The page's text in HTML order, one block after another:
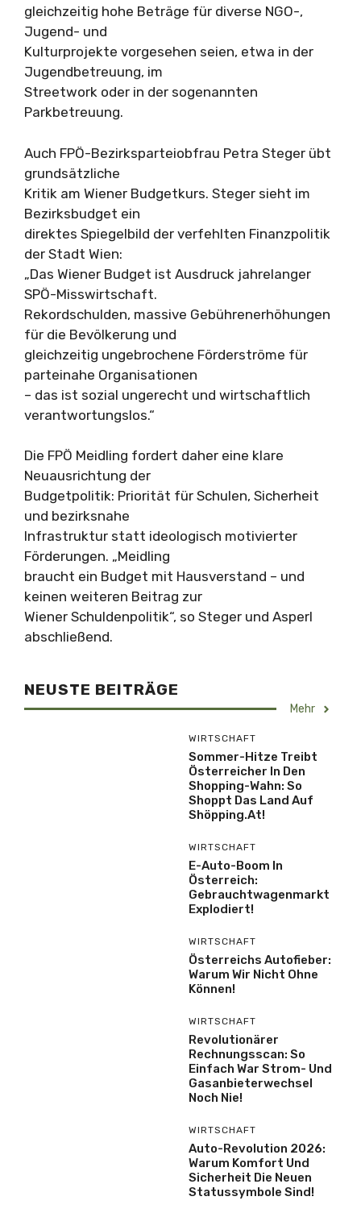
gleichzeitig hohe Beträge für diverse NGO-,
Jugend- und
Kulturprojekte vorgesehen seien, etwa in der
Jugendbetreuung, im
Streetwork oder in der sogenannten
Parkbetreuung.
Auch FPÖ-Bezirksparteiobfrau Petra Steger übt
grundsätzliche
Kritik am Wiener Budgetkurs. Steger sieht im
Bezirksbudget ein
direktes Spiegelbild der verfehlten Finanzpolitik
der Stadt Wien:
„Das Wiener Budget ist Ausdruck jahrelanger
SPÖ-Misswirtschaft.
Rekordschulden, massive Gebührenerhöhungen
für die Bevölkerung und
gleichzeitig ungebrochene Förderströme für
parteinahe Organisationen
– das ist sozial ungerecht und wirtschaftlich
verantwortungslos.“
Die FPÖ Meidling fordert daher eine klare
Neuausrichtung der
Budgetpolitik: Priorität für Schulen, Sicherheit
und bezirksnahe
Infrastruktur statt ideologisch motivierter
Förderungen. „Meidling
braucht ein Budget mit Hausverstand – und
keinen weiteren Beitrag zur
Wiener Schuldenpolitik“, so Steger und Asperl
abschließend.
NEUSTE BEITRÄGE
Mehr
WIRTSCHAFT
Sommer-Hitze Treibt
Österreicher In Den
Shopping-Wahn: So
Shoppt Das Land Auf
Shöpping.at!
WIRTSCHAFT
E-Auto-Boom In
Österreich:
Gebrauchtwagenmarkt
Explodiert!
WIRTSCHAFT
Österreichs Autofieber:
Warum Wir Nicht Ohne
Können!
WIRTSCHAFT
Revolutionärer
Rechnungsscan: So
Einfach War Strom- Und
Gasanbieterwechsel
Noch Nie!
WIRTSCHAFT
Auto-Revolution 2026:
Warum Komfort Und
Sicherheit Die Neuen
Statussymbole Sind!